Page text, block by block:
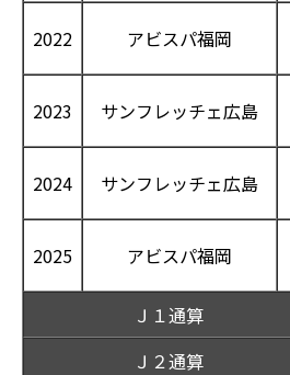
2022 アビスパ福岡
2023 サンフレッチェ広島
2024 サンフレッチェ広島
2025 アビスパ福岡
Ｊ１通算
Ｊ２通算